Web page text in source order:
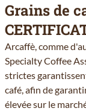
Grains de
Arcaffè, comme
Specialty Coffee
strictes
café, afin de
élevée sur le